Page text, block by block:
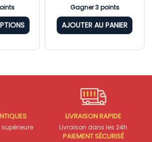
Gagner 3 points
AJOUTER AU PANIER
LIVRAISON RAPIDE
Livraison dans les 24h
PAIEMENT SÉCURISÉ